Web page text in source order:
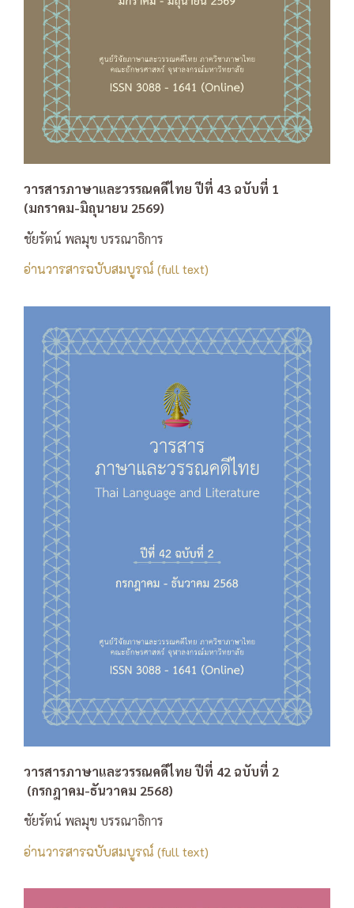
วารสารภาษาและวรรณคดีไทย ปีที่ 43 ฉบับที่ 1
(มกราคม-มิถุนายน 2569)
ชัยรัตน์ พลมุข บรรณาธิการ
อ่านวารสารฉบับสมบูรณ์ (full text)
วารสารภาษาและวรรณคดีไทย ปีที่ 42 ฉบับที่ 2
(กรกฎาคม-ธันวาคม 2568)
ชัยรัตน์ พลมุข บรรณาธิการ
อ่านวารสารฉบับสมบูรณ์ (full text)